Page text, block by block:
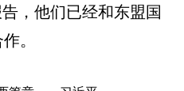
，他们已经和东盟国
。